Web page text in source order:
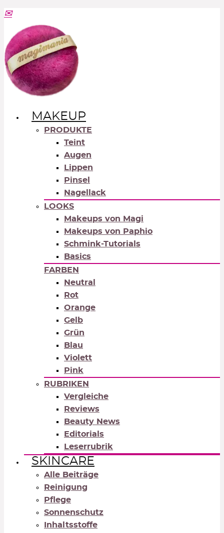
MAKEUP
PRODUKTE
Teint
Augen
Lippen
Pinsel
Nagellack
LOOKS
Makeups von Magi
Makeups von Paphio
Schmink-Tutorials
Basics
FARBEN
Neutral
Rot
Orange
Gelb
Grün
Blau
Violett
Pink
RUBRIKEN
Vergleiche
Reviews
Beauty News
Editorials
Leserrubrik
SKINCARE
Alle Beiträge
Reinigung
Pflege
Sonnenschutz
Inhaltsstoffe